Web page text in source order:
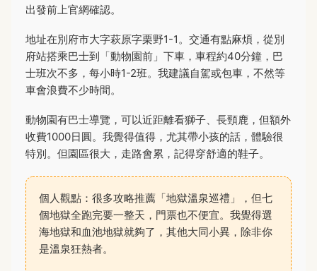
出發前上官網確認。
地址在別府市大字萩原字栗野1-1。交通有點麻煩，從別
府站搭乘巴士到「動物園前」下車，車程約40分鐘，巴
士班次不多，每小時1-2班。我建議自駕或包車，不然等
車會浪費不少時間。
動物園有巴士導覽，可以近距離看獅子、長頸鹿，但額外
收費1000日圓。我覺得值得，尤其帶小孩的話，體驗很
特別。但園區很大，走路會累，記得穿舒適的鞋子。
個人觀點：很多攻略推薦「地獄溫泉巡禮」，但七
個地獄全跑完要一整天，門票也不便宜。我覺得選
海地獄和血池地獄就夠了，其他大同小異，除非你
是溫泉狂熱者。